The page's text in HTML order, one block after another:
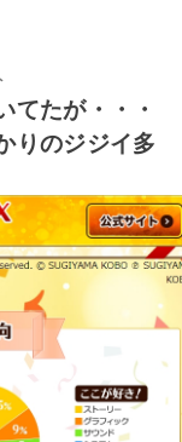
てたが・・・
りのジジイ多